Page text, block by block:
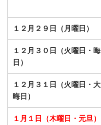
１２月２９日（月曜日）
１２月３０日（火曜日・晦
日）
１２月３１日（火曜日・大
晦日）
１月１日（木曜日・元旦）